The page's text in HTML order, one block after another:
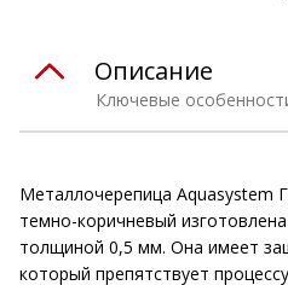
Ключевые
Описание
Металлочерепица Aquasystem
темно-коричневый
толщиной 0,5 мм. Она имеет
который препятствует